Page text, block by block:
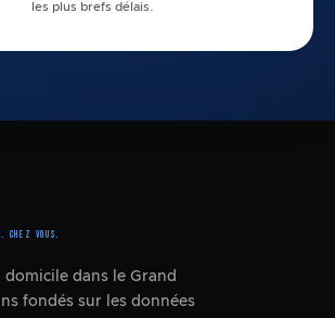
les plus brefs délais.
CHEZ VOUS.
domicile dans le Grand
fondés sur les données